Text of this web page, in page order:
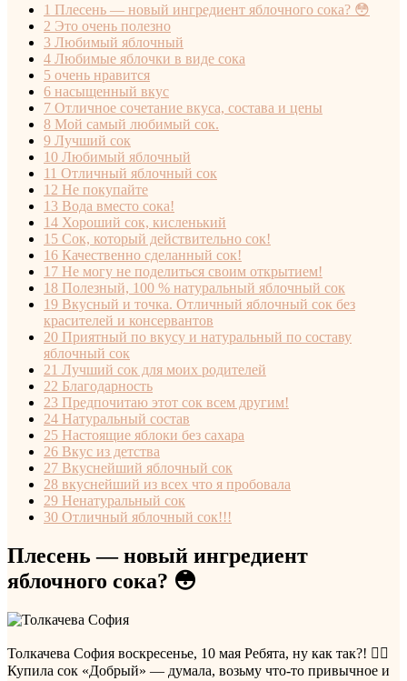
1 Плесень — новый ингредиент яблочного сока? 😳
2 Это очень полезно
3 Любимый яблочный
4 Любимые яблочки в виде сока
5 очень нравится
6 насыщенный вкус
7 Отличное сочетание вкуса, состава и цены
8 Мой самый любимый сок.
9 Лучший сок
10 Любимый яблочный
11 Отличный яблочный сок
12 Не покупайте
13 Вода вместо сока!
14 Хороший сок, кисленький
15 Сок, который действительно сок!
16 Качественно сделанный сок!
17 Не могу не поделиться своим открытием!
18 Полезный, 100 % натуральный яблочный сок
19 Вкусный и точка. Отличный яблочный сок без
красителей и консервантов
20 Приятный по вкусу и натуральный по составу
яблочный сок
21 Лучший сок для моих родителей
22 Благодарность
23 Предпочитаю этот сок всем другим!
24 Натуральный состав
25 Настоящие яблоки без сахара
26 Вкус из детства
27 Вкуснейший яблочный сок
28 вкуснейший из всех что я пробовала
29 Ненатуральный сок
30 Отличный яблочный сок!!!
Плесень — новый ингредиент
яблочного сока? 😳
Толкачева София воскресенье, 10 мая Ребята, ну как так?! 🤦‍♀️
Купила сок «Добрый» — думала, возьму что‑то привычное и